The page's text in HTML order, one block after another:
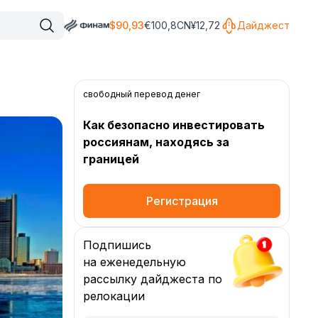
$90,93€100,8CN¥12,72 Дайджест
свободный перевод денег
Как безопасно инвестировать
россиянам, находясь за
границей
Регистрация
Подпишись
на еженедельную
рассылку дайджеста по
релокации